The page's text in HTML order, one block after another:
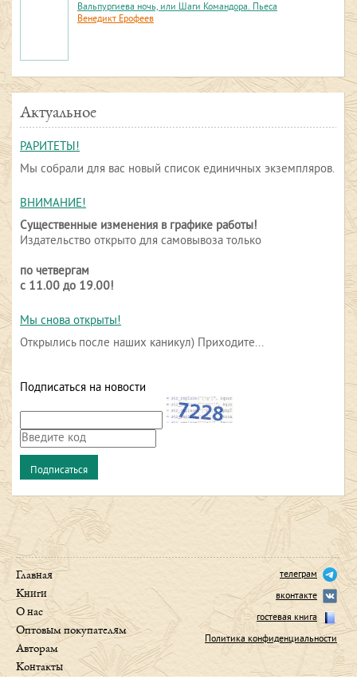
Вальпургиева ночь, или Шаги Командора. Пьеса
Венедикт Ерофеев
Актуальное
РАРИТЕТЫ!
Мы собрали для вас новый список единичных экземпляров.
ВНИМАНИЕ!
Существенные изменения в графике работы!
Издательство открыто для самовывоза только
по четвергам
с 11.00 до 19.00!
Мы снова открыты!
Открылись после наших каникул) Приходите...
Подписаться на новости
Главная
Книги
О нас
Оптовым покупателям
Авторам
Контакты
телеграм
вконтакте
гостевая книга
Политика конфиденциальности